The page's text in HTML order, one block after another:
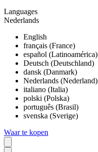
Languages
Nederlands
English
français (France)
español (Latinoamérica)
Deutsch (Deutschland)
dansk (Danmark)
Nederlands (Nederland)
italiano (Italia)
polski (Polska)
português (Brasil)
svenska (Sverige)
Waar te kopen